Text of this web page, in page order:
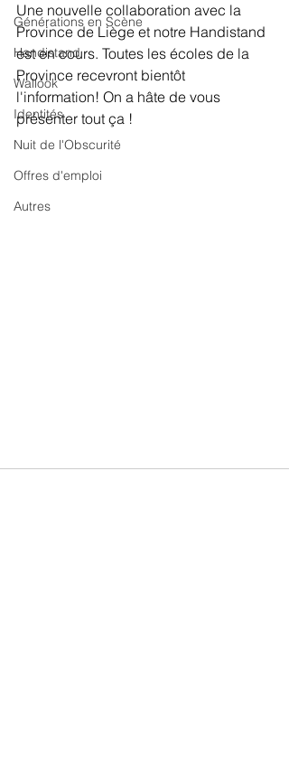
Générations en Scène
Handistand
Wallook
Identités
Nuit de l'Obscurité
Offres d'emploi
Autres
Une nouvelle collaboration avec la
Province de Liège et notre Handistand
est en cours. Toutes les écoles de la
Province recevront bientôt
l'information! On a hâte de vous
présenter tout ça !